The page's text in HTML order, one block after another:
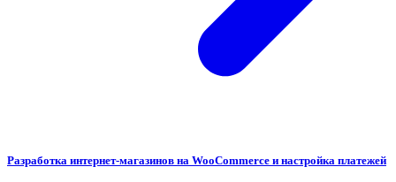
Разработка интернет-магазинов на WooCommerce и настройка платежей